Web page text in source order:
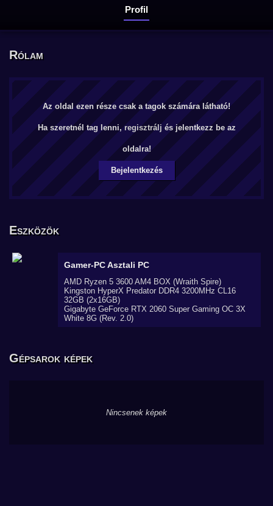
Profil
Rólam
Az oldal ezen része csak a tagok számára látható!
Ha szeretnél tag lenni, regisztrálj és jelentkezz be az
oldalra!
Bejelentkezés
Eszközök
Gamer-PCAsztali PC
AMD Ryzen 5 3600 AM4 BOX (Wraith Spire)
Kingston HyperX Predator DDR4 3200MHz CL16
32GB (2x16GB)
Gigabyte GeForce RTX 2060 Super Gaming OC 3X
White 8G (Rev. 2.0)
Gépsarok képek
Nincsenek képek